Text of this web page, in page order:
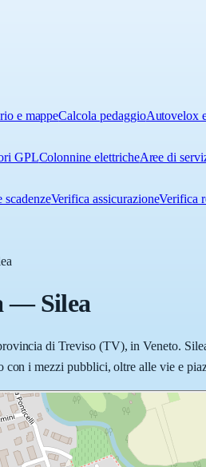
e mappeCalcola pedaggioAutovelox
GPLColonnine elettricheAree di
scadenzeVerifica assicurazioneVerifica
—Silea
di Treviso (TV), in Veneto.
i mezzi pubblici, oltre alle vie e